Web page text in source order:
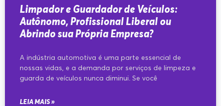
Limpador e Guardador de Veículos:
Autônomo, Profissional Liberal ou
Abrindo sua Própria Empresa?
A indústria automotiva é uma parte essencial de
nossas vidas, e a demanda por serviços de limpeza e
guarda de veículos nunca diminui. Se você
LEIA MAIS »